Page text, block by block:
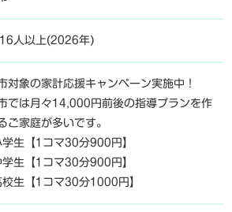
人以上(2026年)
対象の家計応援キャンペーン実施中！
では月々14,000円前後の指導プランを作
ご家庭が多いです。
学生【1コマ30分900円】
学生【1コマ30分900円】
校生【1コマ30分1000円】